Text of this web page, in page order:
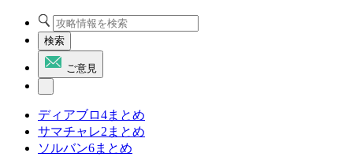
検索
ご意見
ディアブロ4まとめ
サマチャレ2まとめ
ソルバン6まとめ